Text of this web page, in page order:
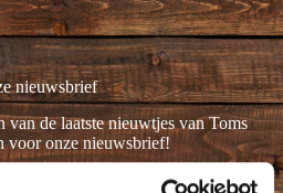
nieuwsbrief
de laatste nieuwtjes van Toms
voor onze nieuwsbrief!